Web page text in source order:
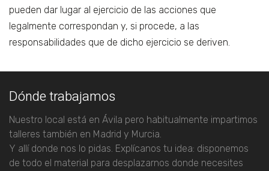
pueden dar lugar al ejercicio de las acciones que
legalmente correspondan y, si procede, a las
responsabilidades que de dicho ejercicio se deriven.
Dónde trabajamos
Nuestro local está en Ávila pero habitualmente impartimos
talleres también en Madrid y Murcia.
Y allí donde nos lo pidas. Explícanos tu idea: disponemos
de todo el material para desplazarnos donde necesites